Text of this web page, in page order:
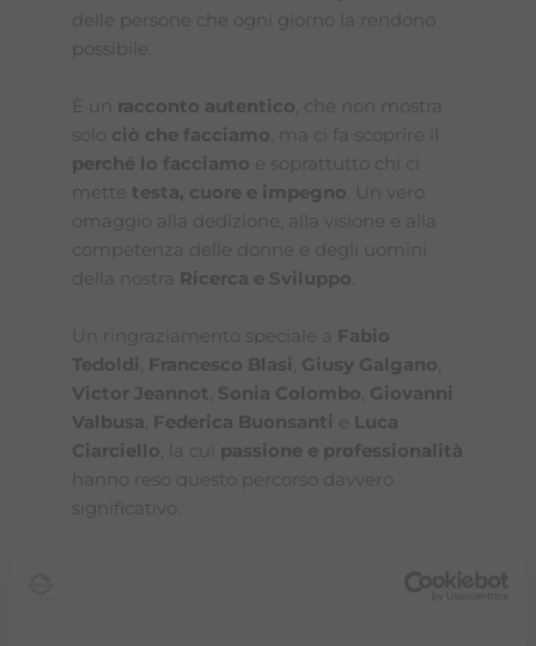
delle persone che ogni giorno la rendono
possibile.
È un racconto autentico, che non mostra
solo ciò che facciamo, ma ci fa scoprire il
perché lo facciamo e soprattutto chi ci
mette testa, cuore e impegno. Un vero
omaggio alla dedizione, alla visione e alla
competenza delle donne e degli uomini
della nostra Ricerca e Sviluppo.
Un ringraziamento speciale a Fabio
Tedoldi, Francesco Blasi, Giusy Galgano,
Victor Jeannot, Sonia Colombo, Giovanni
Valbusa, Federica Buonsanti e Luca
Ciarciello, la cui passione e professionalità
hanno reso questo percorso davvero
significativo.
curiosità, collaborazione e coraggio